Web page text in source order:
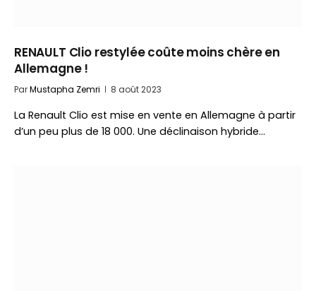
RENAULT Clio restylée coûte moins chère en
Allemagne !
ParMustapha Zemri 8 août 2023
La Renault Clio est mise en vente en Allemagne à partir
d’un peu plus de 18 000. Une déclinaison hybride…